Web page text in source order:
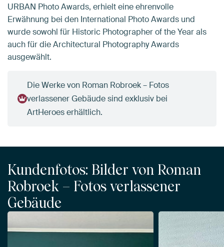
URBAN Photo Awards, erhielt eine ehrenvolle
Erwähnung bei den International Photo Awards und
wurde sowohl für Historic Photographer of the Year als
auch für die Architectural Photography Awards
ausgewählt.
Die Werke von Roman Robroek – Fotos
verlassener Gebäude sind exklusiv bei
ArtHeroes erhältlich.
Kundenfotos: Bilder von Roman
Robroek – Fotos verlassener
Gebäude